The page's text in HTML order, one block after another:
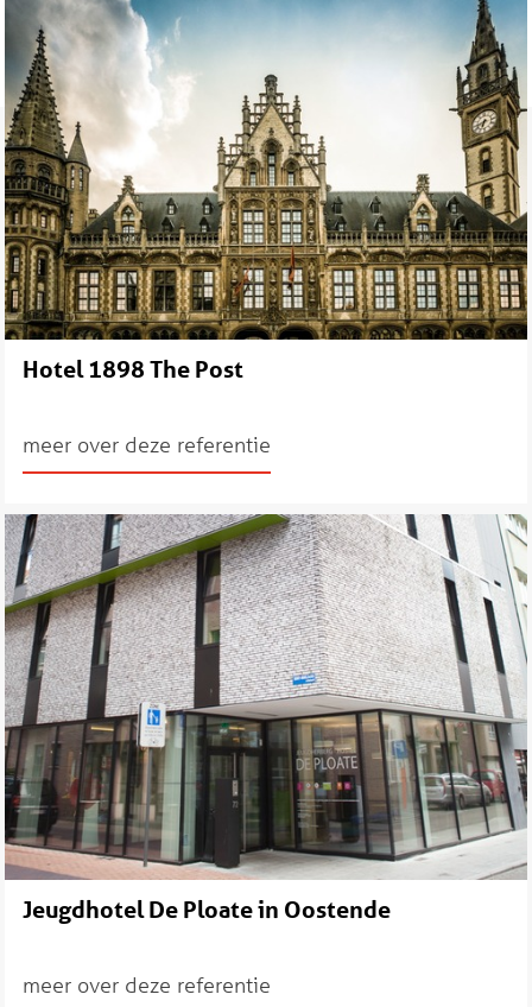
Hotel 1898 The Post
meer over deze referentie
Jeugdhotel De Ploate in Oostende
meer over deze referentie